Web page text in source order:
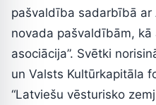
pašvaldība sadarbībā ar
novada pašvaldībām, kā
asociācija”. Svētki
un Valsts Kultūrkapitāla
“Latviešu vēsturisko